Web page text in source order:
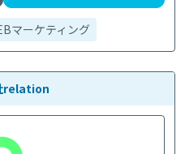
マーケティング
relation